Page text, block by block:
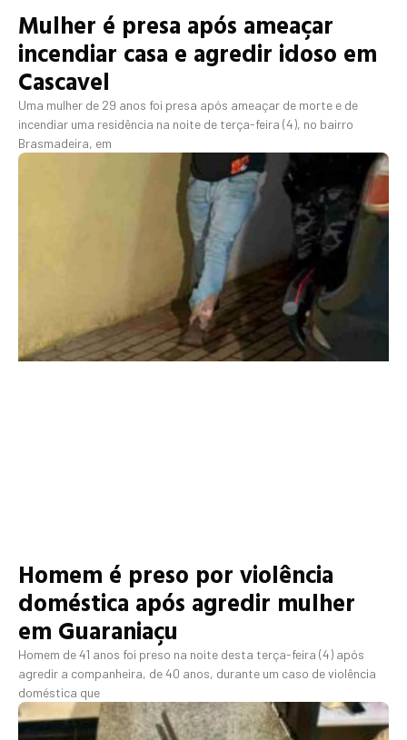
Mulher é presa após ameaçar
incendiar casa e agredir idoso em
Cascavel
Uma mulher de 29 anos foi presa após ameaçar de morte e de
incendiar uma residência na noite de terça-feira (4), no bairro
Brasmadeira, em
Homem é preso por violência
doméstica após agredir mulher
em Guaraniaçu
Homem de 41 anos foi preso na noite desta terça-feira (4) após
agredir a companheira, de 40 anos, durante um caso de violência
doméstica que